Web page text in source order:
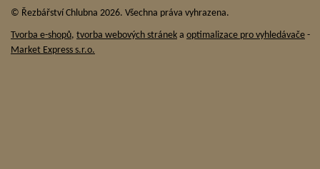
© Řezbářství Chlubna 2026. Všechna práva vyhrazena.
Tvorba e-shopů, tvorba webových stránek a optimalizace pro vyhledávače -
Market Express s.r.o.